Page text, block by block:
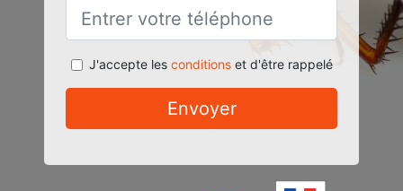
J'accepte les conditionset d'être rappelé
Envoyer